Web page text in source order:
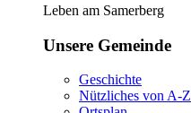
Leben am Samerberg
Unsere Gemeinde
Geschichte
Nützliches von A-Z